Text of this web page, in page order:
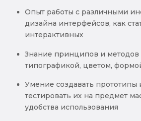
Опыт работы с различными
дизайна интерфейсов, как
интерактивных
Знание принципов и методов
типографикой, цветом,
Умение создавать прототипы
тестировать их на предмет
удобства использования